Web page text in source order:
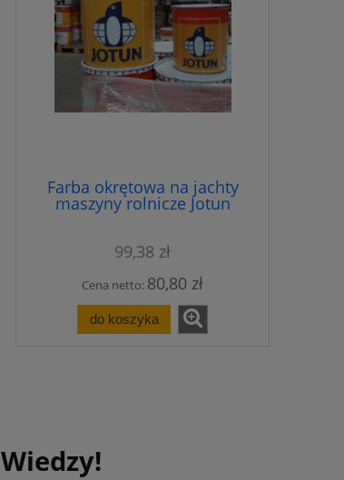
Farba okrętowa na jachty
maszyny rolnicze Jotun
Hardtop XP
99,38 zł
Cena netto: 80,80 zł
do koszyka